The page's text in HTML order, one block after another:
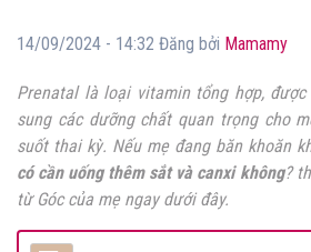
14/09/2024 - 14:32 Đăng bởi Mamamy
Prenatal là loại vitamin tổng hợp,
sung các dưỡng chất quan trọng cho
suốt thai kỳ. Nếu mẹ đang băn khoăn
có cần uống thêm sắt và canxi không?
từ Góc của mẹ ngay dưới đây.